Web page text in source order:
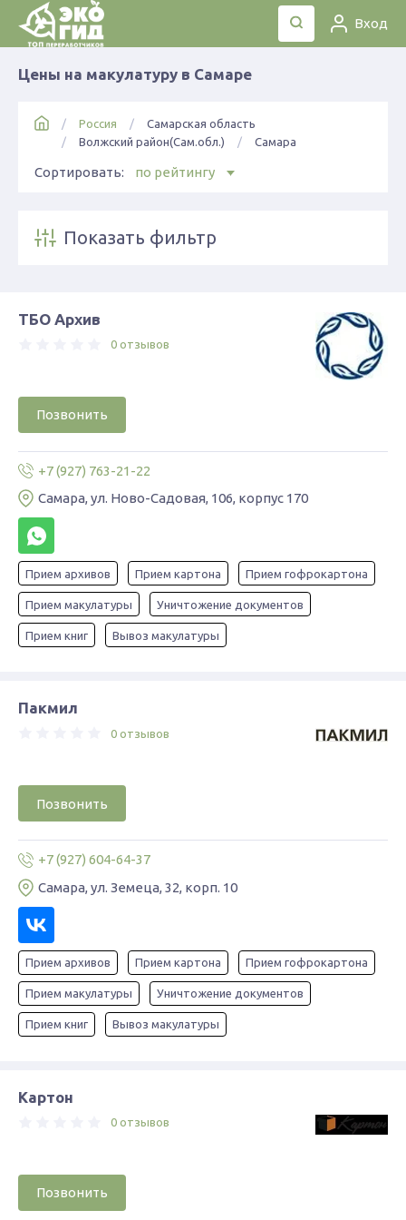
Вход
Цены на макулатуру в Самаре
Россия
Самарская область
Волжский район(Сам.обл.)
Самара
Сортировать: по рейтингу
Показать фильтр
ТБО Архив
0 отзывов
Позвонить
+7 (927) 763-21-22
Самара, ул. Ново-Садовая, 106, корпус 170
Прием архивов Прием картона Прием гофрокартона
Прием макулатуры Уничтожение документов
Прием книг Вывоз макулатуры
Пакмил
0 отзывов
Позвонить
+7 (927) 604-64-37
Самара, ул. Земеца, 32, корп. 10
Прием архивов Прием картона Прием гофрокартона
Прием макулатуры Уничтожение документов
Прием книг Вывоз макулатуры
Картон
0 отзывов
Позвонить